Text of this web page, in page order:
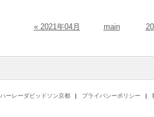
« 2021年04月 main
ハーレーダビッドソン京都 プライバシーポリシー